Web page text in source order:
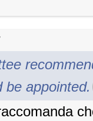
be appointed.